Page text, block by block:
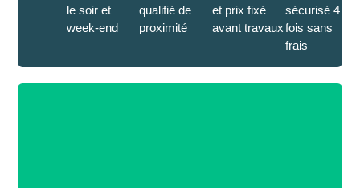
le soir et
week-end
qualifié de
proximité
et prix fixé
avant travaux
sécurisé 4
fois sans
frais